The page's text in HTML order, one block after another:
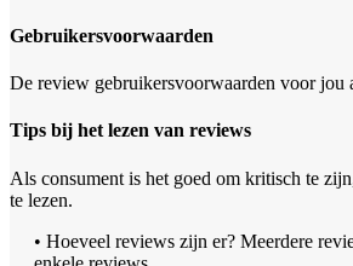
Gebruikersvoorwaarden
De review gebruikersvoorwaarden voor jou
Tips bij het lezen van reviews
Als consument is het goed om kritisch te
te lezen.
• Hoeveel reviews zijn er? Meerdere